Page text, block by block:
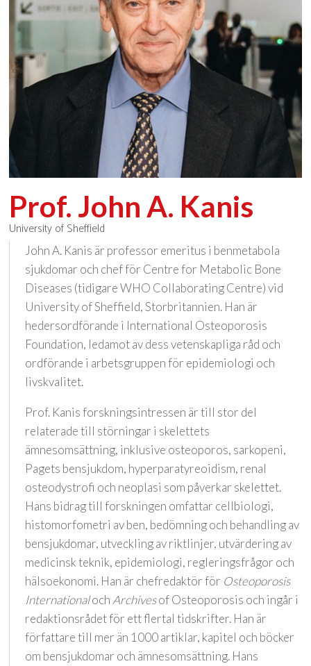
Prof. John A. Kanis
University of Sheffield
John A. Kanis är professor emeritus i benmetabola
sjukdomar och chef för Centre for Metabolic Bone
Diseases (tidigare WHO Collaborating Centre) vid
University of Sheffield, Storbritannien. Han är
hedersordförande i International Osteoporosis
Foundation, ledamot av dess vetenskapliga råd och
ordförande i arbetsgruppen för epidemiologi och
livskvalitet.
Prof. Kanis forskningsintressen är till stor del
relaterade till störningar i skelettets
ämnesomsättning, inklusive osteoporos, sarkopeni,
Pagets bensjukdom, hyperparatyreoidism, renal
osteodystrofi och neoplasi som påverkar skelettet.
Hans bidrag till forskningen omfattar cellbiologi,
histomorfometri av ben, bedömning och behandling av
bensjukdomar, utveckling av riktlinjer, utvärdering av
medicinsk teknik, epidemiologi, regleringsfrågor och
hälsoekonomi. Han är chefredaktör för Osteoporosis
Internationaloch Archivesof Osteoporosis och ingår i
redaktionsrådet för ett flertal tidskrifter. Han är
författare till mer än 1000 artiklar, kapitel och böcker
om bensjukdomar och ämnesomsättning. Hans